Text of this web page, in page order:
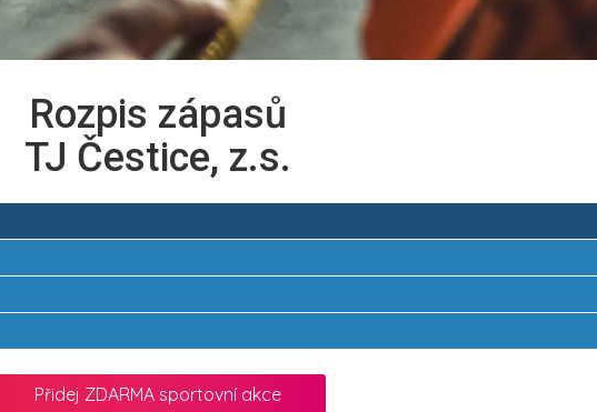
Rozpis zápasů
TJ Čestice, z.s.
Přidej ZDARMA sportovní akce